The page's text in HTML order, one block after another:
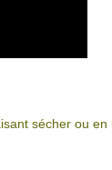
sécher ou en